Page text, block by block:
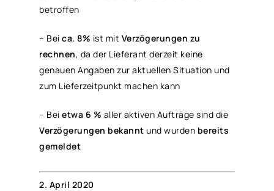
betroffen
– Beica. 8% ist mit Verzögerungen zu
rechnen, da der Lieferant derzeit keine
genauen Angaben zur aktuellen Situation und
zum Lieferzeitpunkt machen kann
– Beietwa 6 % aller aktiven Aufträge sind die
Verzögerungen bekannt und wurden bereits
gemeldet
2. April 2020